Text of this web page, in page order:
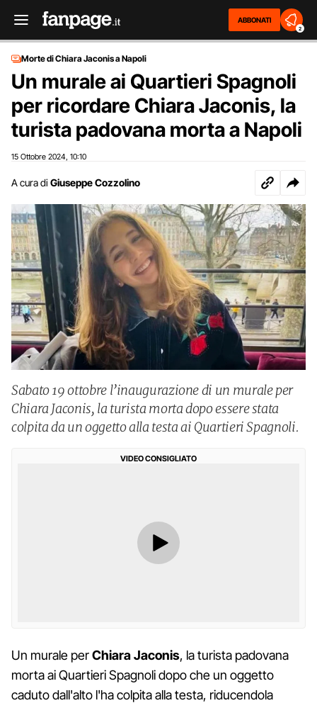
ABBONATI
2
Morte di Chiara Jaconis a Napoli
Un murale ai Quartieri Spagnoli
per ricordare Chiara Jaconis, la
turista padovana morta a Napoli
15 Ottobre 2024 10:10
A cura di Giuseppe Cozzolino
Sabato 19 ottobre l’inaugurazione di un murale per
Chiara Jaconis, la turista morta dopo essere stata
colpita da un oggetto alla testa ai Quartieri Spagnoli.
VIDEO CONSIGLIATO
Un murale perChiara Jaconis, la turista padovana
morta ai Quartieri Spagnoli dopo che un oggetto
caduto dall'alto l'ha colpita alla testa, riducendola